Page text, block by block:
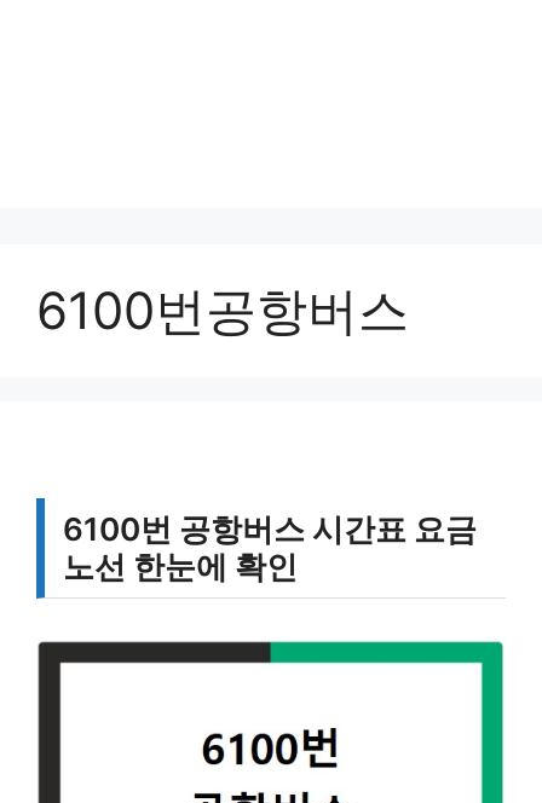
6100번공항버스
6100번 공항버스 시간표 요금
노선 한눈에 확인